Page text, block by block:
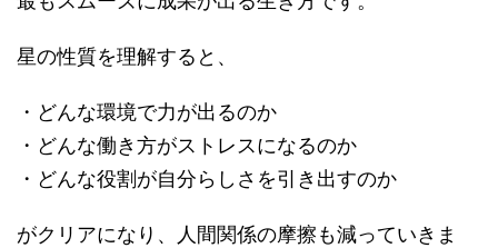
星の性質を理解すると、
・どんな環境で力が出るのか
・どんな働き方がストレスになるのか
・どんな役割が自分らしさを引き出すのか
がクリアになり、人間関係の摩擦も減っていきま